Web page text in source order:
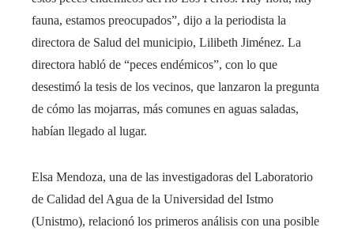
fauna, estamos preocupados”, dijo a la periodista la
directora de Salud del municipio, Lilibeth Jiménez. La
directora habló de “peces endémicos”, con lo que
desestimó la tesis de los vecinos, que lanzaron la pregunta
de cómo las mojarras, más comunes en aguas saladas,
habían llegado al lugar.
Elsa Mendoza, una de las investigadoras del Laboratorio
de Calidad del Agua de la Universidad del Istmo
(Unistmo), relacionó los primeros análisis con una posible